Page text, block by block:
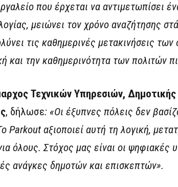
που έρχεται να αντιμετωπίσει
μειώνει τον χρόνο αναζήτησης
τις καθημερινές μετακινήσεις
και την καθημερινότητα των πολιτών
Τεχνικών Υπηρεσιών,
, δήλωσε: «Οι έξυπνες πόλεις δεν
Parkout αξιοποιεί αυτή τη λογική,
όλους. Στόχος μας είναι οι
ανάγκες δημοτών και επισκεπτών».